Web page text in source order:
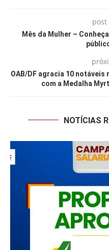
Mês da Mulher –
OAB/DF agracia 10
com a Medalha
NOTÍCIAS